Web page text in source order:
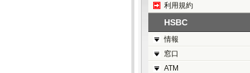
利用規約
HSBC
情報
窓口
ATM